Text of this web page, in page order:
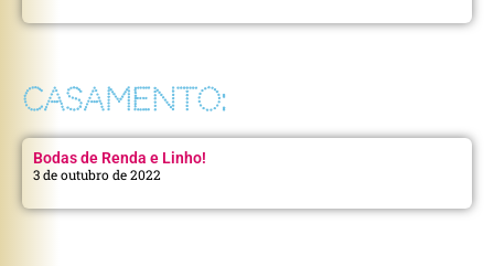
CASAMENTO:
Bodas de Renda e Linho!
3 de outubro de 2022